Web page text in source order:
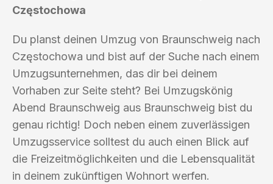
Częstochowa
Du planst deinen Umzug von Braunschweig nach
Częstochowa und bist auf der Suche nach einem
Umzugsunternehmen, das dir bei deinem
Vorhaben zur Seite steht? Bei Umzugskönig
Abend Braunschweig aus Braunschweig bist du
genau richtig! Doch neben einem zuverlässigen
Umzugsservice solltest du auch einen Blick auf
die Freizeitmöglichkeiten und die Lebensqualität
in deinem zukünftigen Wohnort werfen.